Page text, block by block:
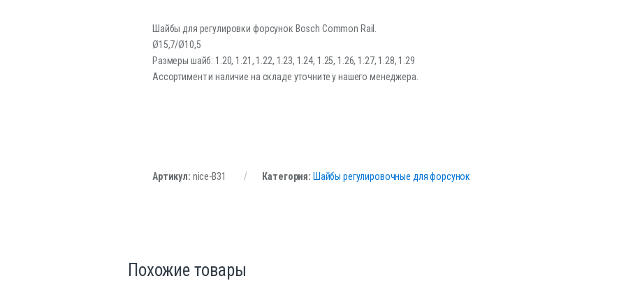
Шайбы для регулировки форсунок Bosch Common Rail.
Ø15,7/Ø10,5
Размеры шайб: 1.20, 1.21, 1.22, 1.23, 1.24, 1.25, 1.26, 1.27, 1.28, 1.29
Ассортимент и наличие на складе уточните у нашего менеджера.
Артикул: nice-B31 Категория: Шайбы регулировочные для форсунок
Похожие товары